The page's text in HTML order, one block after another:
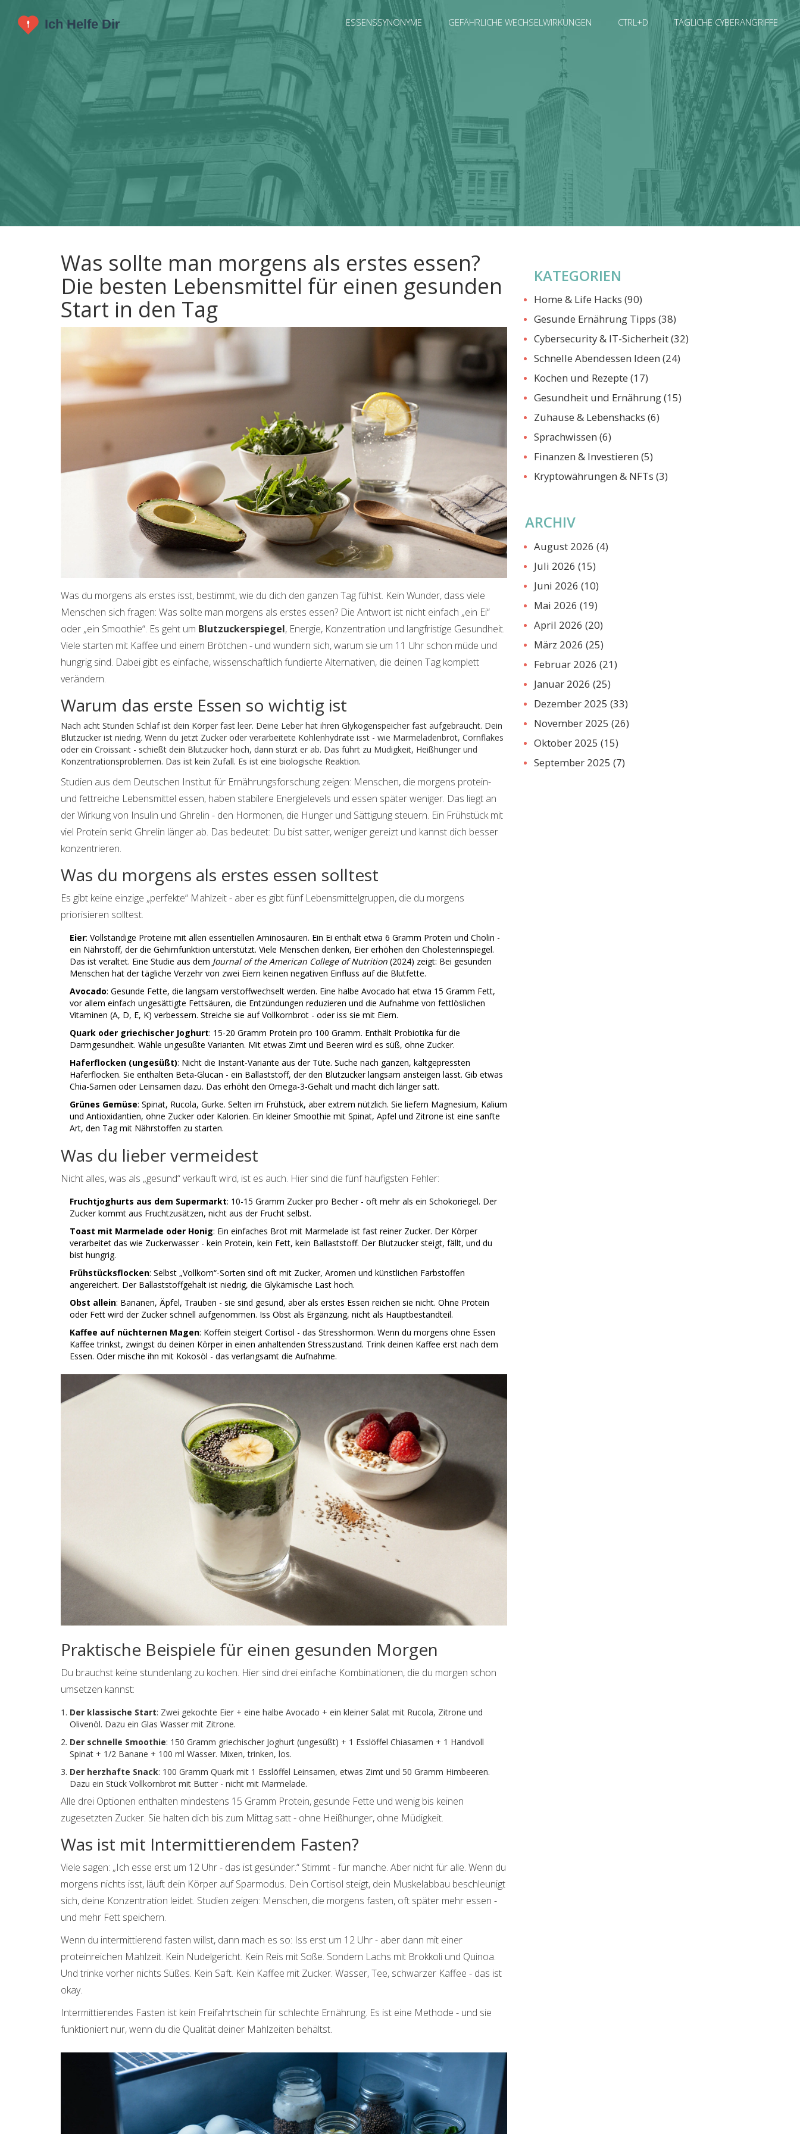
ESSENSSYNONYME GEFÄHRLICHE WECHSELWIRKUNGEN CTRL+D TÄGLICHE CYBERANGRIFFE
Was sollte man morgens als erstes essen?
Die besten Lebensmittel für einen gesunden
Start in den Tag
Was du morgens als erstes isst, bestimmt, wie du dich den ganzen Tag fühlst. Kein Wunder, dass viele
Menschen sich fragen: Was sollte man morgens als erstes essen? Die Antwort ist nicht einfach „ein Ei“
oder „ein Smoothie“. Es geht um Blutzuckerspiegel, Energie, Konzentration und langfristige Gesundheit.
Viele starten mit Kaffee und einem Brötchen - und wundern sich, warum sie um 11 Uhr schon müde und
hungrig sind. Dabei gibt es einfache, wissenschaftlich fundierte Alternativen, die deinen Tag komplett
verändern.
Warum das erste Essen so wichtig ist
Nach acht Stunden Schlaf ist dein Körper fast leer. Deine Leber hat ihren Glykogenspeicher fast aufgebraucht. Dein
Blutzucker ist niedrig. Wenn du jetzt Zucker oder verarbeitete Kohlenhydrate isst - wie Marmeladenbrot, Cornflakes
oder ein Croissant - schießt dein Blutzucker hoch, dann stürzt er ab. Das führt zu Müdigkeit, Heißhunger und
Konzentrationsproblemen. Das ist kein Zufall. Es ist eine biologische Reaktion.
Studien aus dem Deutschen Institut für Ernährungsforschung zeigen: Menschen, die morgens protein-
und fettreiche Lebensmittel essen, haben stabilere Energielevels und essen später weniger. Das liegt an
der Wirkung von Insulin und Ghrelin - den Hormonen, die Hunger und Sättigung steuern. Ein Frühstück mit
viel Protein senkt Ghrelin länger ab. Das bedeutet: Du bist satter, weniger gereizt und kannst dich besser
konzentrieren.
Was du morgens als erstes essen solltest
Es gibt keine einzige „perfekte“ Mahlzeit - aber es gibt fünf Lebensmittelgruppen, die du morgens
priorisieren solltest.
Eier: Vollständige Proteine mit allen essentiellen Aminosäuren. Ein Ei enthält etwa 6 Gramm Protein und Cholin -
ein Nährstoff, der die Gehirnfunktion unterstützt. Viele Menschen denken, Eier erhöhen den Cholesterinspiegel.
Das ist veraltet. Eine Studie aus dem Journal of the American College of Nutrition (2024) zeigt: Bei gesunden
Menschen hat der tägliche Verzehr von zwei Eiern keinen negativen Einfluss auf die Blutfette.
Avocado: Gesunde Fette, die langsam verstoffwechselt werden. Eine halbe Avocado hat etwa 15 Gramm Fett,
vor allem einfach ungesättigte Fettsäuren, die Entzündungen reduzieren und die Aufnahme von fettlöslichen
Vitaminen (A, D, E, K) verbessern. Streiche sie auf Vollkornbrot - oder iss sie mit Eiern.
Quark oder griechischer Joghurt: 15-20 Gramm Protein pro 100 Gramm. Enthält Probiotika für die
Darmgesundheit. Wähle ungesüßte Varianten. Mit etwas Zimt und Beeren wird es süß, ohne Zucker.
Haferflocken (ungesüßt): Nicht die Instant-Variante aus der Tüte. Suche nach ganzen, kaltgepressten
Haferflocken. Sie enthalten Beta-Glucan - ein Ballaststoff, der den Blutzucker langsam ansteigen lässt. Gib etwas
Chia-Samen oder Leinsamen dazu. Das erhöht den Omega-3-Gehalt und macht dich länger satt.
Grünes Gemüse: Spinat, Rucola, Gurke. Selten im Frühstück, aber extrem nützlich. Sie liefern Magnesium, Kalium
und Antioxidantien, ohne Zucker oder Kalorien. Ein kleiner Smoothie mit Spinat, Apfel und Zitrone ist eine sanfte
Art, den Tag mit Nährstoffen zu starten.
Was du lieber vermeidest
Nicht alles, was als „gesund“ verkauft wird, ist es auch. Hier sind die fünf häufigsten Fehler:
Fruchtjoghurts aus dem Supermarkt: 10-15 Gramm Zucker pro Becher - oft mehr als ein Schokoriegel. Der
Zucker kommt aus Fruchtzusätzen, nicht aus der Frucht selbst.
Toast mit Marmelade oder Honig: Ein einfaches Brot mit Marmelade ist fast reiner Zucker. Der Körper
verarbeitet das wie Zuckerwasser - kein Protein, kein Fett, kein Ballaststoff. Der Blutzucker steigt, fällt, und du
bist hungrig.
Frühstücksflocken: Selbst „Vollkorn“-Sorten sind oft mit Zucker, Aromen und künstlichen Farbstoffen
angereichert. Der Ballaststoffgehalt ist niedrig, die Glykämische Last hoch.
Obst allein: Bananen, Äpfel, Trauben - sie sind gesund, aber als erstes Essen reichen sie nicht. Ohne Protein
oder Fett wird der Zucker schnell aufgenommen. Iss Obst als Ergänzung, nicht als Hauptbestandteil.
Kaffee auf nüchternen Magen: Koffein steigert Cortisol - das Stresshormon. Wenn du morgens ohne Essen
Kaffee trinkst, zwingst du deinen Körper in einen anhaltenden Stresszustand. Trink deinen Kaffee erst nach dem
Essen. Oder mische ihn mit Kokosöl - das verlangsamt die Aufnahme.
Praktische Beispiele für einen gesunden Morgen
Du brauchst keine stundenlang zu kochen. Hier sind drei einfache Kombinationen, die du morgen schon
umsetzen kannst:
Der klassische Start: Zwei gekochte Eier + eine halbe Avocado + ein kleiner Salat mit Rucola, Zitrone und
Olivenöl. Dazu ein Glas Wasser mit Zitrone.
Der schnelle Smoothie: 150 Gramm griechischer Joghurt (ungesüßt) + 1 Esslöffel Chiasamen + 1 Handvoll
Spinat + 1/2 Banane + 100 ml Wasser. Mixen, trinken, los.
Der herzhafte Snack: 100 Gramm Quark mit 1 Esslöffel Leinsamen, etwas Zimt und 50 Gramm Himbeeren.
Dazu ein Stück Vollkornbrot mit Butter - nicht mit Marmelade.
Alle drei Optionen enthalten mindestens 15 Gramm Protein, gesunde Fette und wenig bis keinen
zugesetzten Zucker. Sie halten dich bis zum Mittag satt - ohne Heißhunger, ohne Müdigkeit.
Was ist mit Intermittierendem Fasten?
Viele sagen: „Ich esse erst um 12 Uhr - das ist gesünder.“ Stimmt - für manche. Aber nicht für alle. Wenn du
morgens nichts isst, läuft dein Körper auf Sparmodus. Dein Cortisol steigt, dein Muskelabbau beschleunigt
sich, deine Konzentration leidet. Studien zeigen: Menschen, die morgens fasten, oft später mehr essen -
und mehr Fett speichern.
Wenn du intermittierend fasten willst, dann mach es so: Iss erst um 12 Uhr - aber dann mit einer
proteinreichen Mahlzeit. Kein Nudelgericht. Kein Reis mit Soße. Sondern Lachs mit Brokkoli und Quinoa.
Und trinke vorher nichts Süßes. Kein Saft. Kein Kaffee mit Zucker. Wasser, Tee, schwarzer Kaffee - das ist
okay.
Intermittierendes Fasten ist kein Freifahrtschein für schlechte Ernährung. Es ist eine Methode - und sie
funktioniert nur, wenn du die Qualität deiner Mahlzeiten behältst.
KATEGORIEN
Home & Life Hacks (90)
Gesunde Ernährung Tipps (38)
Cybersecurity & IT-Sicherheit(32)
Schnelle Abendessen Ideen (24)
Kochen und Rezepte (17)
Gesundheit und Ernährung(15)
Zuhause & Lebenshacks (6)
Sprachwissen (6)
Finanzen & Investieren (5)
Kryptowährungen & NFTs (3)
ARCHIV
August 2026 (4)
Juli 2026 (15)
Juni 2026 (10)
Mai 2026 (19)
April 2026 (20)
März 2026 (25)
Februar 2026 (21)
Januar 2026 (25)
Dezember 2025 (33)
November 2025 (26)
Oktober 2025 (15)
September 2025 (7)